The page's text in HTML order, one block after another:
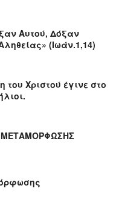
Αυτού, Δόξαν
(Ιωάν.1,14)
Χριστού έγινε στο
ΜΕΤΑΜΟΡΦΩΣΗΣ